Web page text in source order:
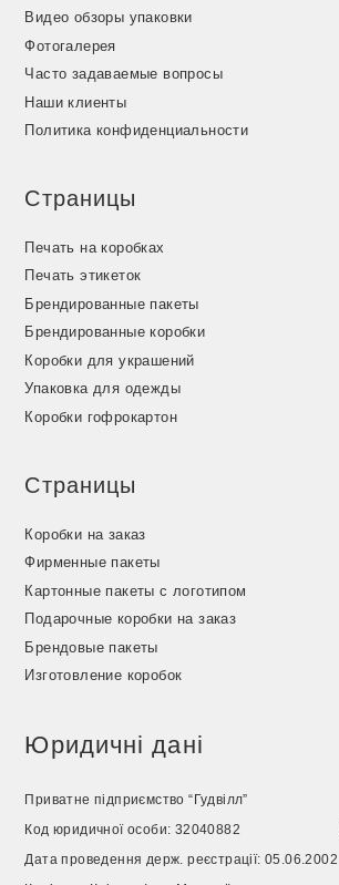
Видео обзоры упаковки
Фотогалерея
Часто задаваемые вопросы
Наши клиенты
Политика конфиденциальности
Страницы
Печать на коробках
Печать этикеток
Брендированные пакеты
Брендированные коробки
Коробки для украшений
Упаковка для одежды
Коробки гофрокартон
Страницы
Коробки на заказ
Фирменные пакеты
Картонные пакеты с логотипом
Подарочные коробки на заказ
Брендовые пакеты
Изготовление коробок
Юридичні дані
Приватне підприємство “Гудвілл”
Код юридичної особи: 32040882
Дата проведення держ. реєстрації: 05.06.2002